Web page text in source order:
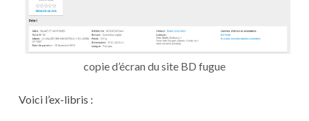
copie d’écran du site BD fugue
Voici l’ex-libris :